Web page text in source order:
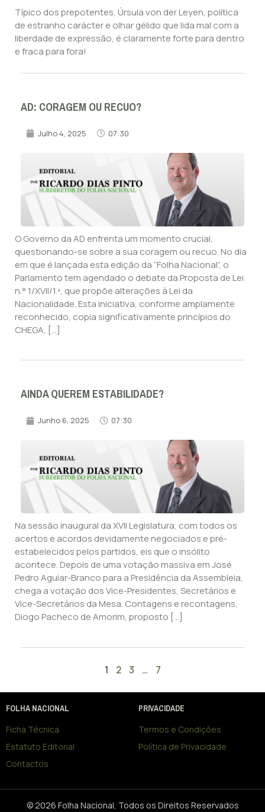
Típico dos prepotentes, Úrsula von der Leyen, política
de estranho carácter e olhar gélido que lida mal com a
liberdade de expressão, é claramente forte para dentro
e fraca para fora!
AD: CORAGEM OU RECUO?
Julho 4, 2025 07:30
O Governo da AD enfrenta um momento crucial,
questionando-se sobre a sua coragem ou recuo. No dia
em que é lançada esta edição da “Folha Nacional”, o
Parlamento tem agendado o debate da Proposta de Lei
n.° 1/XVII/1.ª, que propõe alterações à Lei da
Nacionalidade. Esta iniciativa, conforme amplamente
reconhecido, copia significativamente princípios do
CHEGA, […]
AINDA QUEREM ESTABILIDADE?
Junho 6, 2025 07:30
Na sessão inaugural da XVII Legislatura, com todos os
acertos e acordos devidamente negociados e pré-
estabelecidos pelos partidos, eis que o insólito
acontece. Depois de uma votação massiva em José
Pedro Aguiar-Branco para a Presidência da Assembleia,
chega a votação dos Vice-Presidentes, Secretários e
Vice-Secretários da Mesa. Contagens e recontagens,
Diogo Pacheco de Amorim, proposto […]
1 2 3 … 7
FOLHA NACIONAL
Ficha Técnica
Estatuto Editorial
Contactos
PRIVACIDADE
Termos e Condições
Política de Privacidade
© 2026 Folha Nacional, Todos os Direitos Reservados